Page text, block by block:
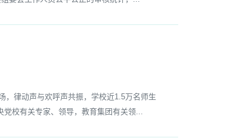
律动声与欢呼声共振，学校近1.5万名师生
校有关专家、领导，教育集团有关领...